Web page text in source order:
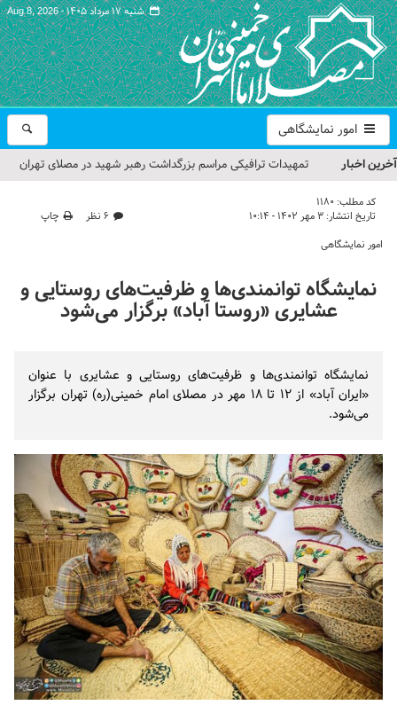
شنبه ۱۷ مرداد ۱۴۰۵ - Aug 8, 2026
امور نمایشگاهی
آخرین اخبار
تمهیدات ترافیکی مراسم بزرگداشت رهبر شهید در مصلای تهران
حجت‌الاسلام حاج علی‌اکبری؛ خطیب این هفته نماز جمعه تهران
معظم انقلاب
گزارش تصویری| مراسم نماز بر پیکر امام شهید انقلاب اسلامی ایران
کد مطلب: 1180
تاریخ انتشار: ۳ مهر ۱۴۰۲ - ۱۰:۱۴ ۶ نظر
چاپ
امور نمایشگاهی
نمایشگاه توانمندی‌ها و ظرفیت‌های روستایی و
عشایری «روستا آباد» برگزار می‌شود
نمایشگاه توانمندی‌ها و ظرفیت‌های روستایی و عشایری با عنوان
«ایران آباد» از ۱۲ تا ۱۸ مهر در مصلای امام خمینی(ره) تهران برگزار
می‌شود.